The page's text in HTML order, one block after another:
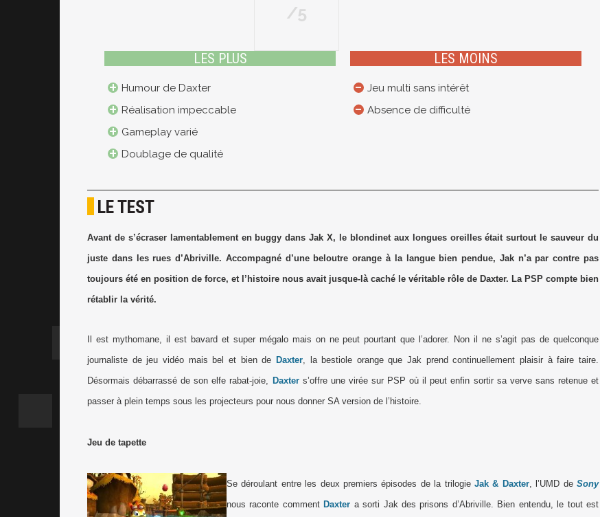
5
LES PLUS
Humour de Daxter
Réalisation impeccable
Gameplay varié
Doublage de qualité
LES MOINS
Jeu multi sans intérêt
Absence de difficulté
LE TEST
Avant de s’écraser lamentablement en buggy dans Jak X, le blondinet aux longues oreilles était surtout le sauveur du
juste dans les rues d’Abriville. Accompagné d’une beloutre orange à la langue bien pendue, Jak n’a par contre pas
toujours été en position de force, et l’histoire nous avait jusque-là caché le véritable rôle de Daxter. La PSP compte bien
rétablir la vérité.
Il est mythomane, il est bavard et super mégalo mais on ne peut pourtant que l’adorer. Non il ne s’agit pas de quelconque
journaliste de jeu vidéo mais bel et bien de Daxter, la bestiole orange que Jak prend continuellement plaisir à faire taire.
Désormais débarrassé de son elfe rabat-joie, Daxters’offre une virée sur PSP où il peut enfin sortir sa verve sans retenue et
passer à plein temps sous les projecteurs pour nous donner SA version de l’histoire.
Jeu de tapette
Se déroulant entre les deux premiers épisodes de la trilogie Jak & Daxter, l’UMD deSony
nous raconte comment Daxter a sorti Jak des prisons d’Abriville. Bien entendu, le tout est